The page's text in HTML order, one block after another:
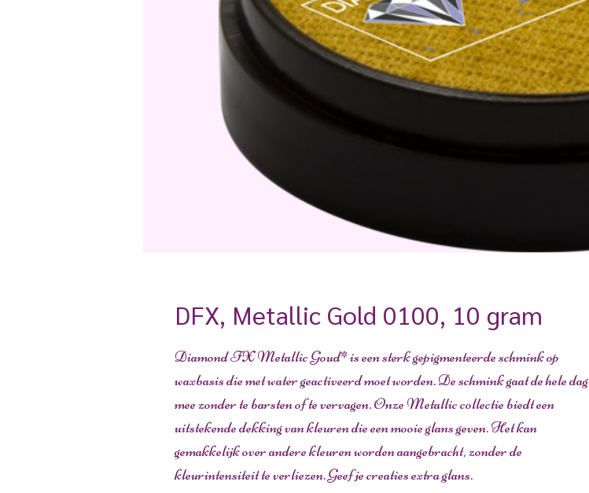
DFX, Metallic Gold 0100, 10 gram
Diamond FX Metallic Goud* is een sterk gepigmenteerde schmink op
waxbasis die met water geactiveerd moet worden. De schmink gaat de hele dag
mee zonder te barsten of te vervagen. Onze Metallic collectie biedt een
uitstekende dekking van kleuren die een mooie glans geven. Het kan
gemakkelijk over andere kleuren worden aangebracht, zonder de
kleurintensiteit te verliezen. Geef je creaties extra glans.